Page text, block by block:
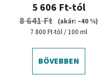
5 606 Ft-tól
8 641 Ft
(akár: –40 %)
Egységár:
7 800 Ft-tól / 100 ml
BŐVEBBEN